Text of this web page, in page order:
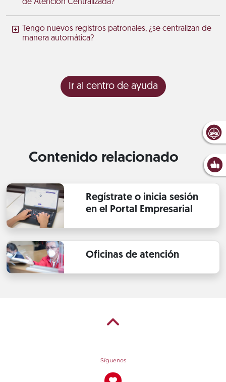
de Atención Centralizada?
Tengo nuevos registros patronales, ¿se centralizan de
manera automática?
Ir al centro de ayuda
Contenido relacionado
Regístrate o inicia sesión
en el Portal Empresarial
Oficinas de atención
Síguenos